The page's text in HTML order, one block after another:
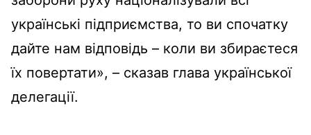
українські підприємства, то ви спочатку
дайте нам відповідь – коли ви збираєтеся
їх повертати», – сказав глава української
делегації.